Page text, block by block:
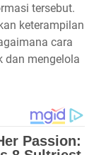
tersebut.
keterampilan
cara
dan mengelola